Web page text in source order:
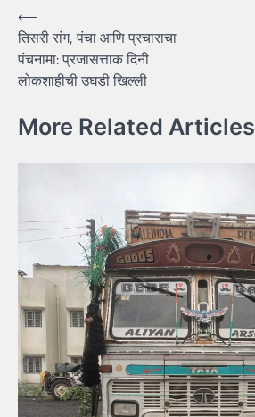
Post
navigation
⟵
तिसरी रांग, पंचा आणि प्रचाराचा
पंचनामा: प्रजासत्ताक दिनी
लोकशाहीची उघडी खिल्ली
More Related Articles